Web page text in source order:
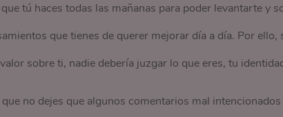
tú haces todas las mañanas para poder levantarte y
que tienes de querer mejorar día a día. Por
sobre ti, nadie debería juzgar lo que eres, tu
no dejes que algunos comentarios mal